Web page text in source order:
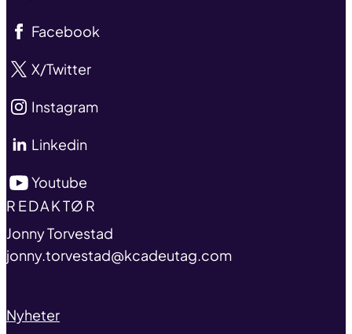
Facebook
X/Twitter
Instagram
Linkedin
Youtube
TITLE
REDAKTØR
name
Jonny Torvestad
email
jonny.torvestad@kcadeutag.com
Nyheter